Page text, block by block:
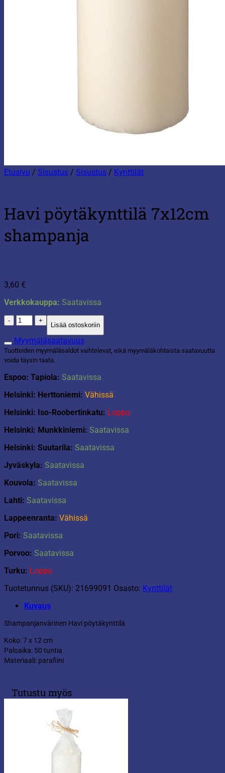
Etusivu / Sisustus / Sisustus / Kynttilät
Havi pöytäkynttilä 7x12cm
shampanja
3,60 €
Verkkokauppa: Saatavissa
Havi
pöytäkynttilä
7x12cm
shampanja
määrä
Lisää ostoskoriin
Myymäläsaatavuus
Tuotteiden myymäläsaldot vaihtelevat, eikä myymäläkohtaista saatavuutta
voida täysin taata.
Espoo: Tapiola: Saatavissa
Helsinki: Herttoniemi: Vähissä
Helsinki: Iso-Roobertinkatu: Loppu
Helsinki: Munkkiniemi: Saatavissa
Helsinki: Suutarila: Saatavissa
Jyväskyla: Saatavissa
Kouvola: Saatavissa
Lahti: Saatavissa
Lappeenranta: Vähissä
Pori: Saatavissa
Porvoo: Saatavissa
Turku: Loppu
Tuotetunnus (SKU): 21699091 Osasto: Kynttilät
Kuvaus
Shampanjanvärinen Havi pöytäkynttilä
Koko: 7 x 12 cm
Paloaika: 50 tuntia
Materiaali: parafiini
Tutustu myös